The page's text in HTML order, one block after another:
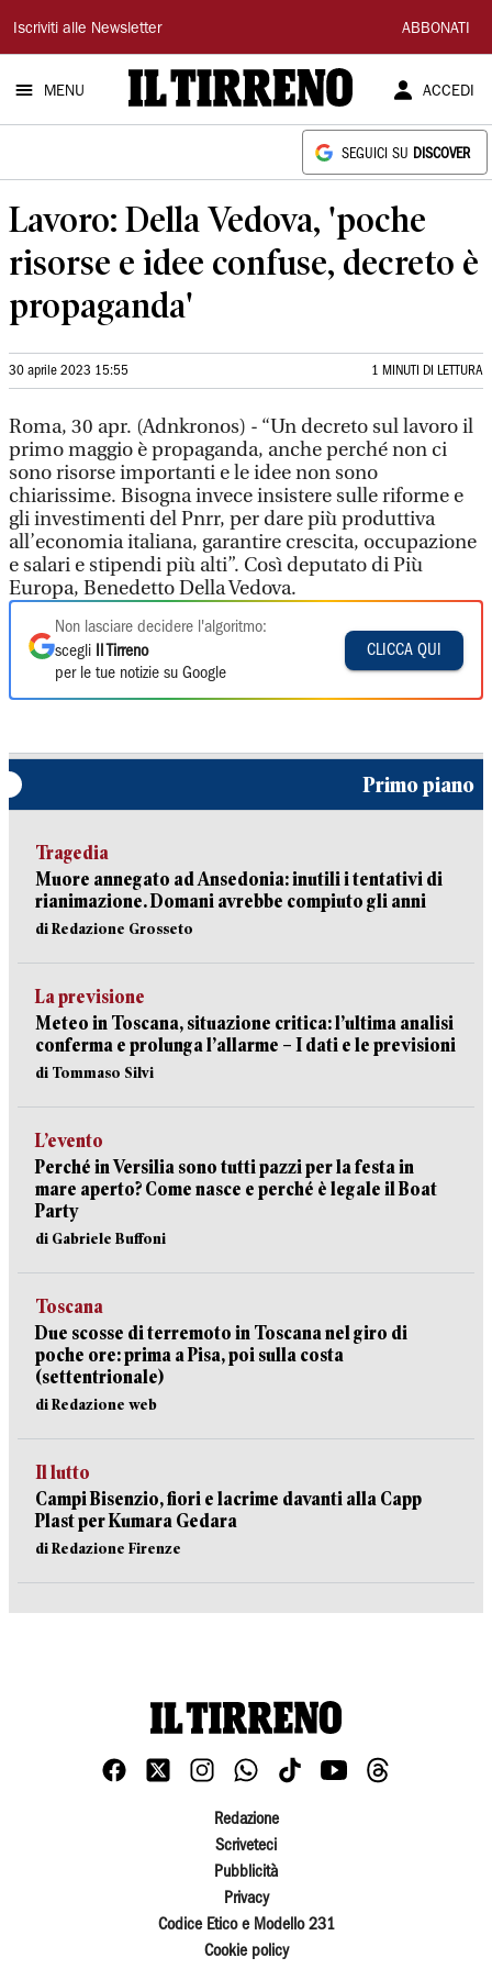
Il
Tirreno
Iscriviti alle Newsletter ABBONATI
MENU ACCEDI
SEGUICI SU DISCOVER
Lavoro: Della Vedova, 'poche
risorse e idee confuse, decreto è
propaganda'
30 aprile 2023 15:55 1 MINUTI DI LETTURA
Roma, 30 apr. (Adnkronos) - “Un decreto sul lavoro il
primo maggio è propaganda, anche perché non ci
sono risorse importanti e le idee non sono
chiarissime. Bisogna invece insistere sulle riforme e
gli investimenti del Pnrr, per dare più produttiva
all’economia italiana, garantire crescita, occupazione
e salari e stipendi più alti”. Così deputato di Più
Europa, Benedetto Della Vedova.
Non lasciare decidere l'algoritmo:
scegli
Il Tirreno
per le tue notizie su Google
CLICCA QUI
Primo piano
Tragedia
Muore annegato ad Ansedonia: inutili i tentativi di
rianimazione. Domani avrebbe compiuto gli anni
di Redazione Grosseto
La previsione
Meteo in Toscana, situazione critica: l’ultima analisi
conferma e prolunga l’allarme – I dati e le previsioni
di Tommaso Silvi
L’evento
Perché in Versilia sono tutti pazzi per la festa in
mare aperto? Come nasce e perché è legale il Boat
Party
di Gabriele Buffoni
Toscana
Due scosse di terremoto in Toscana nel giro di
poche ore: prima a Pisa, poi sulla costa
(settentrionale)
di Redazione web
Il lutto
Campi Bisenzio, fiori e lacrime davanti alla Capp
Plast per Kumara Gedara
di Redazione Firenze
Redazione
Scriveteci
Pubblicità
Privacy
Codice Etico e Modello 231
Cookie policy